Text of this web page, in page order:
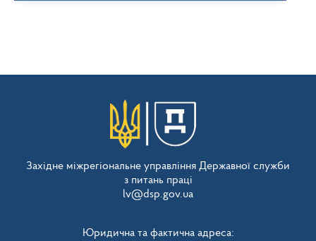
Західне міжрегіональне управління Державної служби
з питань праці
lv@dsp.gov.ua
Юридична та фактична адреса: